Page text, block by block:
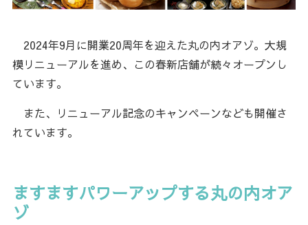
2024年9月に開業20周年を迎えた丸の内オアゾ。大規
模リニューアルを進め、この春新店舗が続々オープンし
ています。
また、リニューアル記念のキャンペーンなども開催さ
れています。
ますますパワーアップする丸の内オア
ゾ